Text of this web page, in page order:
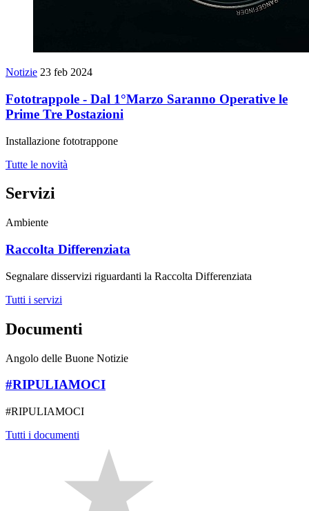
Notizie 23 feb 2024
Fototrappole - Dal 1°Marzo Saranno Operative le
Prime Tre Postazioni
Installazione fototrappone
Tutte le novità
Servizi
Ambiente
Raccolta Differenziata
Segnalare disservizi riguardanti la Raccolta Differenziata
Tutti i servizi
Documenti
Angolo delle Buone Notizie
#RIPULIAMOCI
#RIPULIAMOCI
Tutti i documenti